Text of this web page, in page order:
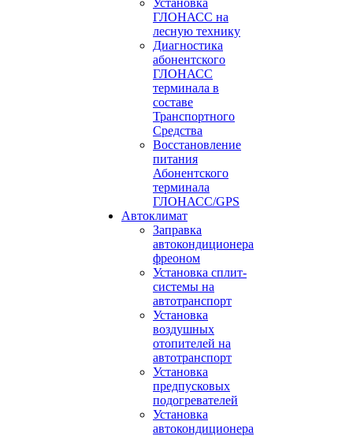
Установка
ГЛОНАСС на
лесную технику
Диагностика
абонентского
ГЛОНАСС
терминала в
составе
Транспортного
Средства
Восстановление
питания
Абонентского
терминала
ГЛОНАСС/GPS
Автоклимат
Заправка
автокондиционера
фреоном
Установка сплит-
системы на
автотранспорт
Установка
воздушных
отопителей на
автотранспорт
Установка
предпусковых
подогревателей
Установка
автокондиционера